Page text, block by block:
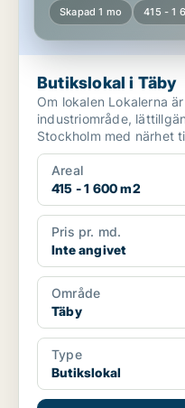
Skapad 1 mo 415 - 1
Butikslokal i Täby
Om lokalen Lokalerna är belägna i Arninge
industriområde,
Areal
415 - 1 600 m2
Pris pr. md.
Inte angivet
Område
Täby
Type
Butikslokal